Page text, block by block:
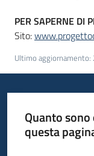
PER SAPERNE DI
Sito:
Ultimo aggiornamento:
Quanto
questa